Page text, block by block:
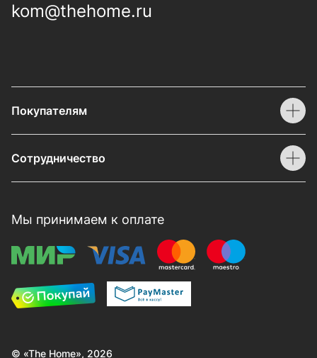
kom@thehome.ru
Покупателям
Сотрудничество
Мы принимаем к оплате
© «The Home», 2026